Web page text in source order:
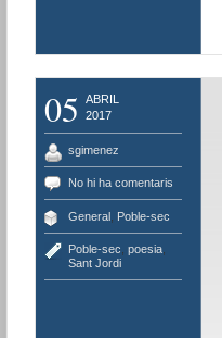
05
ABRIL
2017
sgimenez
No hi ha comentaris
General, Poble-sec
Poble-sec poesia,
Sant Jordi